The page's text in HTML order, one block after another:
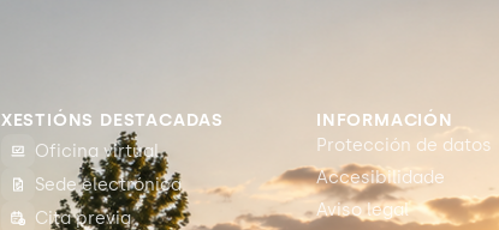
XESTIÓNS DESTACADAS
Oficina virtual
Sede electrónica
Cita previa
INFORMACIÓN
Protección de datos
Accesibilidade
Aviso legal